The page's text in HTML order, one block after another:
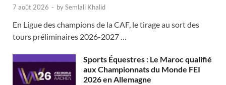
7 août 2026 - bySemlali Khalid
En Ligue des champions de la CAF, le tirage au sort des
tours préliminaires 2026-2027 …
Sports Équestres : Le Maroc qualifié
aux Championnats du Monde FEI
2026 en Allemagne